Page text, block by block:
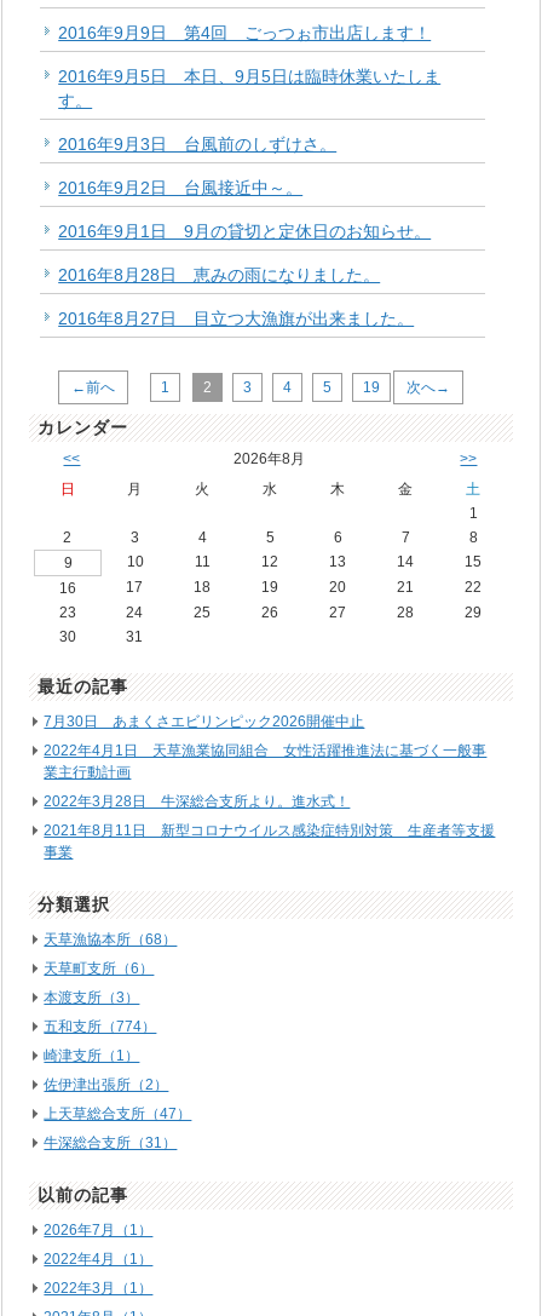
2016年9月9日 第4回 ごっつぉ市出店します！
2016年9月5日 本日、9月5日は臨時休業いたしま
す。
2016年9月3日 台風前のしずけさ。
2016年9月2日 台風接近中～。
2016年9月1日 9月の貸切と定休日のお知らせ。
2016年8月28日 恵みの雨になりました。
2016年8月27日 目立つ大漁旗が出来ました。
←前へ 1 2 3 4 5 19 次へ→
カレンダー
<< 2026年8月 >>
日 月 火 水 木 金
土
1
2
3 4 5 6 7
8
9
10 11 12 13 14
15
16
17 18 19 20 21
22
23
24 25 26 27 28
29
30
31
最近の記事
7月30日 あまくさエビリンピック2026開催中止
2022年4月1日 天草漁業協同組合 女性活躍推進法に基づく一般事
業主行動計画
2022年3月28日 牛深総合支所より。進水式！
2021年8月11日 新型コロナウイルス感染症特別対策 生産者等支援
事業
分類選択
天草漁協本所（68）
天草町支所（6）
本渡支所（3）
五和支所（774）
崎津支所（1）
佐伊津出張所（2）
上天草総合支所（47）
牛深総合支所（31）
以前の記事
2026年7月（1）
2022年4月（1）
2022年3月（1）